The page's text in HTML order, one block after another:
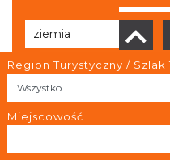
Region Turystyczny / Szlak
MiejscowośćBrak